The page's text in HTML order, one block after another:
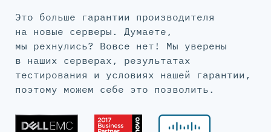
Это больше гарантии производителя
на новые серверы. Думаете,
мы рехнулись? Вовсе нет! Мы уверены
в наших серверах, результатах
тестирования и условиях нашей гарантии,
поэтому можем себе это позволить.